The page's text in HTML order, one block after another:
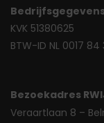
KVK 51380625
BTW-ID NL 0017 84
Bezoekadres
Veraartlaan 8 –